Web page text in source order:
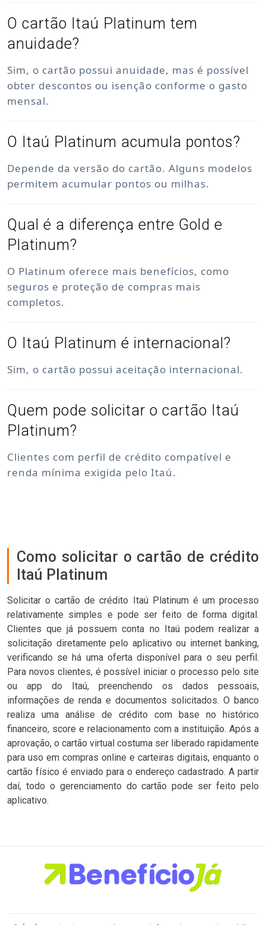
O cartão Itaú Platinum tem
anuidade?
Sim, o cartão possui anuidade, mas é possível
obter descontos ou isenção conforme o gasto
mensal.
O Itaú Platinum acumula pontos?
Depende da versão do cartão. Alguns modelos
permitem acumular pontos ou milhas.
Qual é a diferença entre Gold e
Platinum?
O Platinum oferece mais benefícios, como
seguros e proteção de compras mais
completos.
O Itaú Platinum é internacional?
Sim, o cartão possui aceitação internacional.
Quem pode solicitar o cartão Itaú
Platinum?
Clientes com perfil de crédito compatível e
renda mínima exigida pelo Itaú.
Como solicitar o cartão de crédito
Itaú Platinum
Solicitar o cartão de crédito Itaú Platinum é um processo
relativamente simples e pode ser feito de forma digital.
Clientes que já possuem conta no Itaú podem realizar a
solicitação diretamente pelo aplicativo ou internet banking,
verificando se há uma oferta disponível para o seu perfil.
Para novos clientes, é possível iniciar o processo pelo site
ou app do Itaú, preenchendo os dados pessoais,
informações de renda e documentos solicitados. O banco
realiza uma análise de crédito com base no histórico
financeiro, score e relacionamento com a instituição. Após a
aprovação, o cartão virtual costuma ser liberado rapidamente
para uso em compras online e carteiras digitais, enquanto o
cartão físico é enviado para o endereço cadastrado. A partir
daí, todo o gerenciamento do cartão pode ser feito pelo
aplicativo.